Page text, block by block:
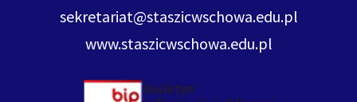
sekretariat@staszicwschowa.edu.pl
www.staszicwschowa.edu.pl